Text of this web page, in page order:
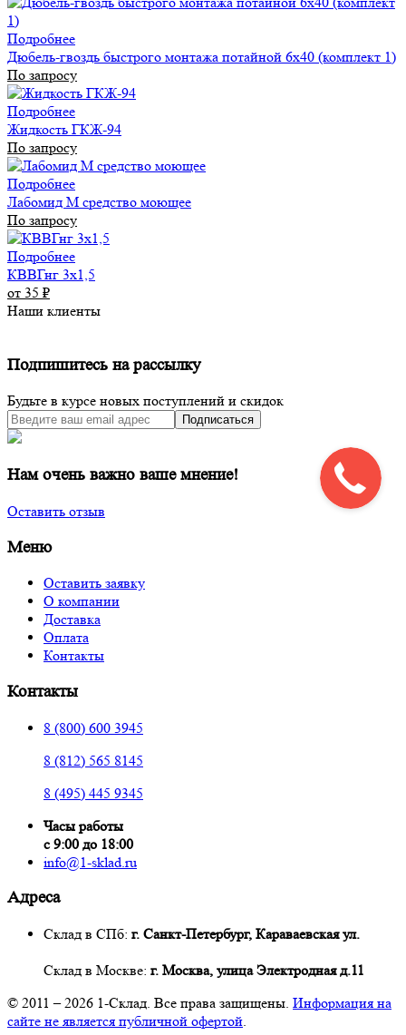
Подробнее
Дюбель-гвоздь быстрого монтажа потайной 6х40 (комплект 1)
По запросу
Подробнее
Жидкость ГКЖ-94
По запросу
Подробнее
Лабомид М средство моющее
По запросу
Подробнее
КВВГнг 3х1,5
от 35 ₽
Наши клиенты
Подпишитесь на рассылку
Будьте в курсе новых поступлений и скидок
Подписаться
Нам очень важно ваше мнение!
Оставить отзыв
Меню
Оставить заявку
О компании
Доставка
Оплата
Контакты
Контакты
8 (800) 600 3945
8 (812) 565 8145
8 (495) 445 9345
Часы работы
с 9:00 до 18:00
info@1-sklad.ru
Адреса
Склад в СПб: г. Санкт-Петербург, Караваевская ул.
Склад в Москве: г. Москва, улица Электродная д.11
© 2011 – 2026 1-Склад. Все права защищены. Информация на
сайте не является публичной офертой.